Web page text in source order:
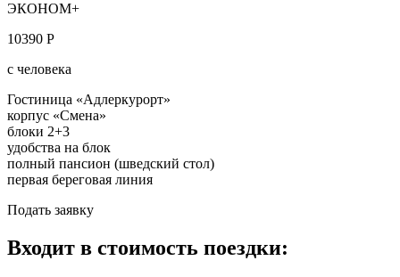
ЭКОНОМ+
10390 Р
с человека
Гостиница «Адлеркурорт»
корпус «Смена»
блоки 2+3
удобства на блок
полный пансион (шведский стол)
первая береговая линия
Подать заявку
Входит в стоимость поездки: